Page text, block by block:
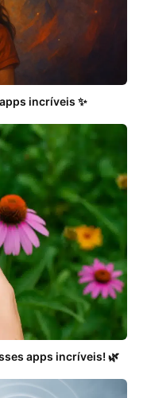
incríveis ✨
apps incríveis! 🌿